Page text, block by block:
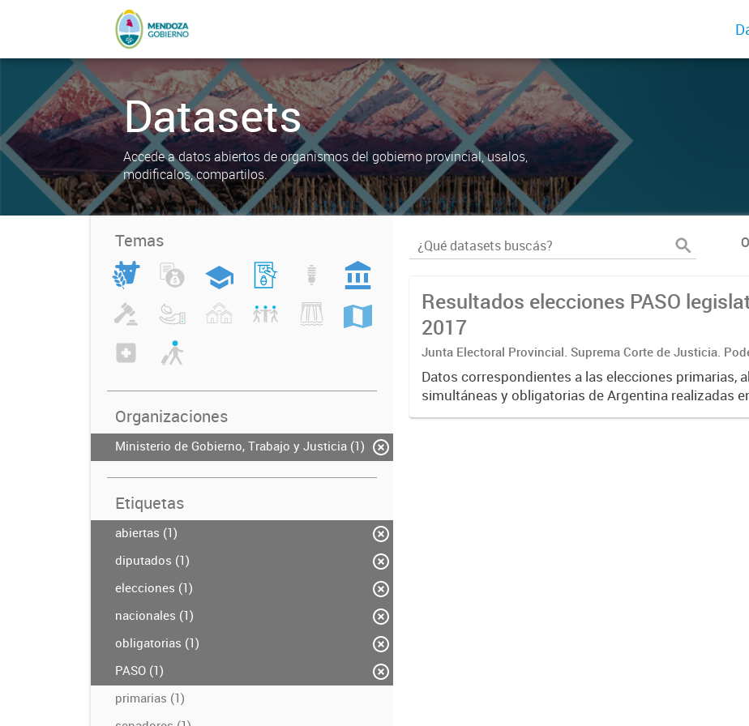
Datasets
Accede a datos abiertos de organismos del gobierno provincial, usalos,
modificalos, compartilos.
Temas
Organizaciones
Ministerio de Gobierno, Trabajo y Justicia (1)
Etiquetas
abiertas (1)
diputados (1)
elecciones (1)
nacionales (1)
obligatorias (1)
PASO (1)
primarias (1)
Resultados elecciones PASO
2017
Junta Electoral Provincial. Suprema Corte de Justicia.
Mendoza.
Datos correspondientes a las elecciones primarias,
simultáneas y obligatorias de Argentina realizadas
Provincia de Mendoza el 13 de agosto de 2017